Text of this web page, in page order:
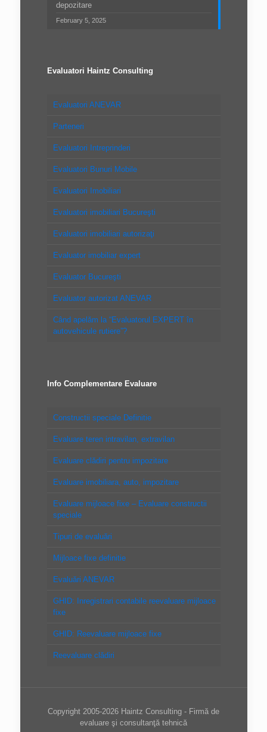
depozitare
February 5, 2025
Evaluatori Haintz Consulting
Evaluatori ANEVAR
Parteneri
Evaluatori Intreprinderi
Evaluatori Bunuri Mobile
Evaluatori Imobiliari
Evaluatori imobiliari Bucureşti
Evaluatori imobiliari autorizaţi
Evaluator imobiliar expert
Evaluator Bucureşti
Evaluator autorizat ANEVAR
Când apelăm la “Evaluatorul EXPERT în
autovehicule rutiere”?
Info Complementare Evaluare
Constructii speciale Definitie
Evaluare teren intravilan, extravilan
Evaluare clădiri pentru impozitare
Evaluare imobiliara, auto, impozitare
Evaluare mijloace fixe – Evaluare constructii
speciale
Tipuri de evaluări
Mijloace fixe definitie
Evaluări ANEVAR
GHID: Inregistrari contabile reevaluare mijloace
fixe
GHID: Reevaluare mijloace fixe
Reevaluare clădiri
Copyright 2005-2026 Haintz Consulting - Firmă de
evaluare şi consultanţă tehnică